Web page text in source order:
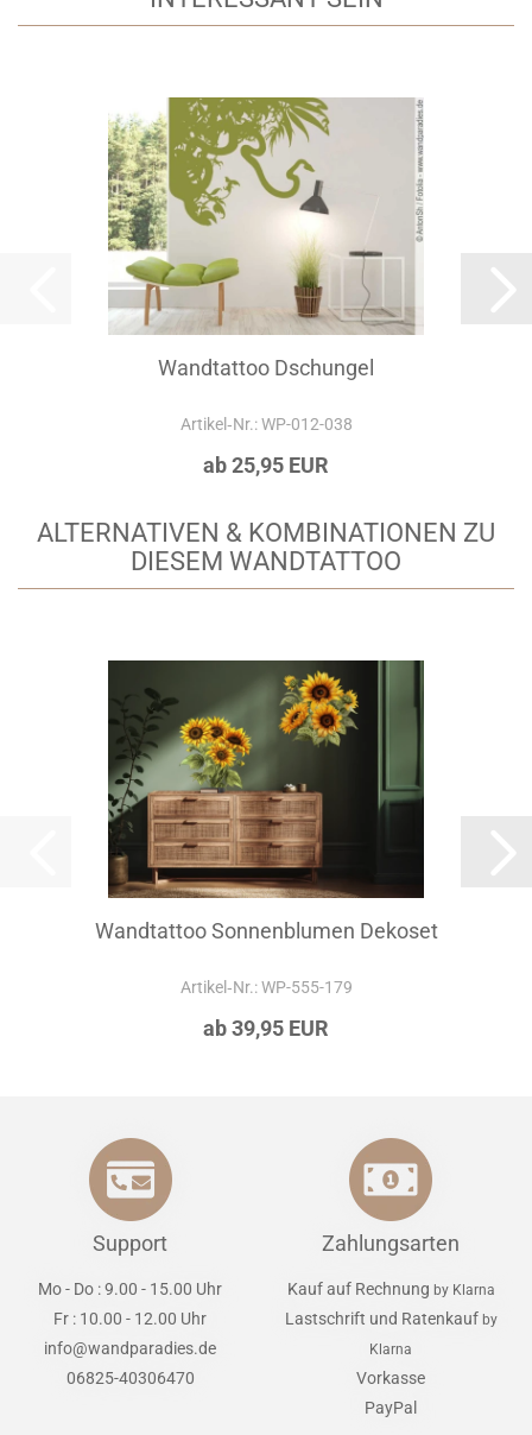
Wandtattoo Dschungel
Artikel‑Nr.: WP-012-038
ab 25,95 EUR
ALTERNATIVEN & KOMBINATIONEN ZU
DIESEM WANDTATTOO
Wandtattoo Sonnenblumen Dekoset
Artikel‑Nr.: WP-555-179
ab 39,95 EUR
Support
Mo - Do : 9.00 - 15.00 Uhr
Fr : 10.00 - 12.00 Uhr
info@wandparadies.de
06825-40306470
Zahlungsarten
Kauf auf Rechnung by Klarna
Lastschrift und Ratenkauf by
Klarna
Vorkasse
PayPal